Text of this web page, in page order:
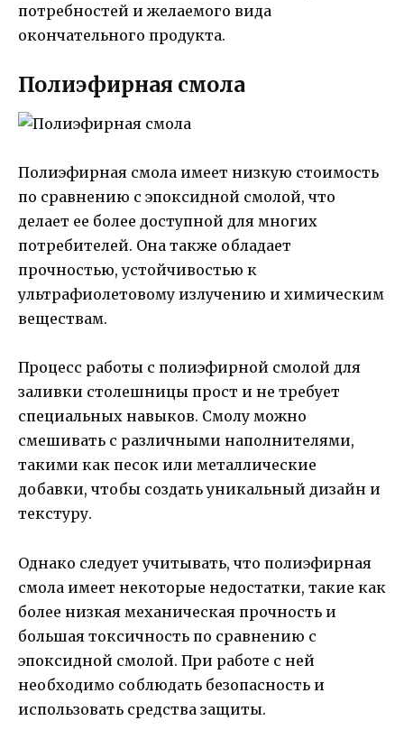
потребностей и желаемого вида
окончательного продукта.
Полиэфирная смола
Полиэфирная смола имеет низкую стоимость
по сравнению с эпоксидной смолой, что
делает ее более доступной для многих
потребителей. Она также обладает
прочностью, устойчивостью к
ультрафиолетовому излучению и химическим
веществам.
Процесс работы с полиэфирной смолой для
заливки столешницы прост и не требует
специальных навыков. Смолу можно
смешивать с различными наполнителями,
такими как песок или металлические
добавки, чтобы создать уникальный дизайн и
текстуру.
Однако следует учитывать, что полиэфирная
смола имеет некоторые недостатки, такие как
более низкая механическая прочность и
большая токсичность по сравнению с
эпоксидной смолой. При работе с ней
необходимо соблюдать безопасность и
использовать средства защиты.